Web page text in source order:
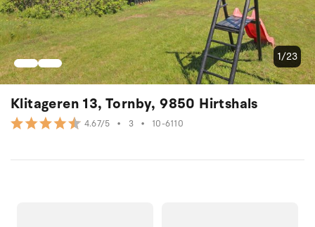
Klitageren 13, Tornby, 9850 Hirtshals
4.67/5 • 3 • 10-6110
1/23